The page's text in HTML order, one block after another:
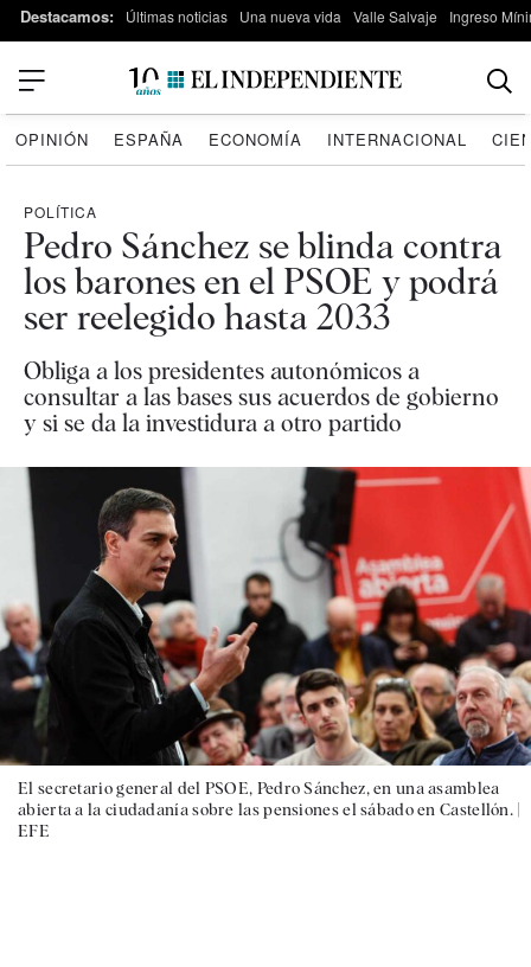
Destacamos: Últimas noticias Una nueva vida Valle Salvaje Ingreso
OPINIÓN ESPAÑA ECONOMÍA INTERNACIONAL
POLÍTICA
Pedro Sánchez se blinda contra
los barones en el PSOE y podrá
ser reelegido hasta 2033
Obliga a los presidentes autonómicos a
consultar a las bases sus acuerdos de gobierno
y si se da la investidura a otro partido
El secretario general del PSOE, Pedro Sánchez, en una asamblea
abierta a la ciudadanía sobre las pensiones el sábado en Castellón. |
EFE